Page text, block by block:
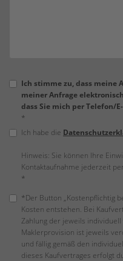
Ich stimme zu, dass meine
meiner Anfrage
dass Sie mich per Telefon/
*
Ich habe die
Hinweis: Sie können Ihre
Kontaktaufnahme jederzeit
*
*Der Button „Kostenpflichtig
Kosten entstehen. Bei
Zahlung der jeweils
Maklerprovision ist jeweils
und fällig gemäß den
dieses Kaufvertrages erfolgt